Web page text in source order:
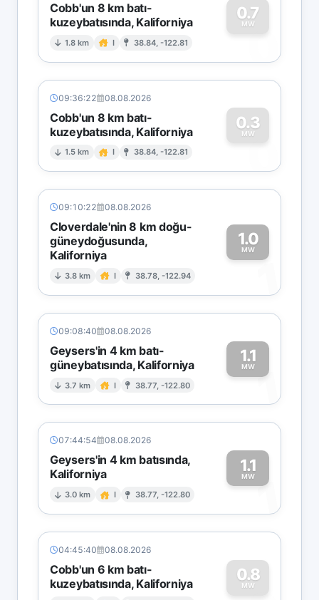
Cobb'un 8 km batı-
kuzeybatısında, Kaliforniya
1.8 km I 38.84, -122.81
0.7
MW
0
09:36:22 08.08.2026
Cobb'un 8 km batı-
kuzeybatısında, Kaliforniya
1.5 km I 38.84, -122.81
0.3
MW
0
09:10:22 08.08.2026
Cloverdale'nin 8 km doğu-
güneydoğusunda,
Kaliforniya
3.8 km I 38.78, -122.94
1.0
MW
1
09:08:40 08.08.2026
Geysers'in 4 km batı-
güneybatısında, Kaliforniya
3.7 km I 38.77, -122.80
1.1
MW1
07:44:54 08.08.2026
Geysers'in 4 km batısında,
Kaliforniya
3.0 km I 38.77, -122.80
1.1
MW1
04:45:40 08.08.2026
Cobb'un 6 km batı-
kuzeybatısında, Kaliforniya
0.8
MW